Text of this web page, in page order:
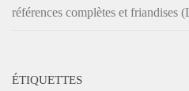
références complètes et friandises
ÉTIQUETTES